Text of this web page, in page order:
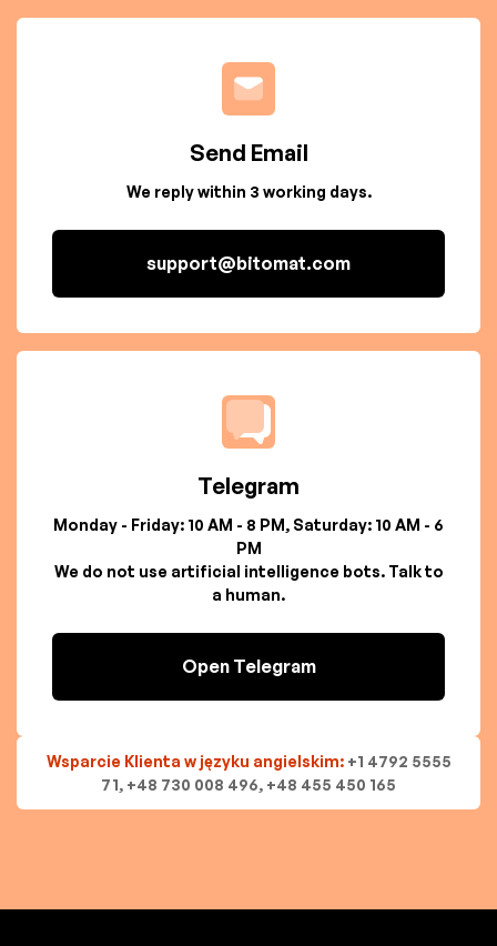
Send Email
We reply within 3 working days.
support@bitomat.com
Telegram
Monday - Friday: 10 AM - 8 PM, Saturday: 10 AM - 6
PM
We do not use artificial intelligence bots. Talk to
a human.
Open Telegram
Wsparcie Klienta w języku angielskim: +1 4792 5555
71, +48 730 008 496, +48 455 450 165